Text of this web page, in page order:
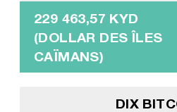
229 463,57 KYD
(DOLLAR DES ÎLES
CAÏMANS)
DIX